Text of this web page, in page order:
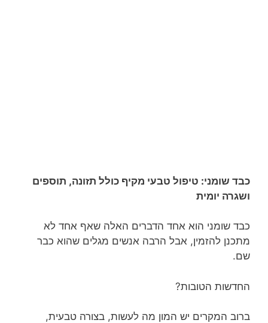
כבד שומני: טיפול טבעי מקיף כולל תזונה, תוספים
ושגרה יומית
כבד שומני הוא אחד הדברים האלה שאף אחד לא
מתכנן להזמין, אבל הרבה אנשים מגלים שהוא כבר
שם.
החדשות הטובות?
ברוב המקרים יש המון מה לעשות, בצורה טבעית,